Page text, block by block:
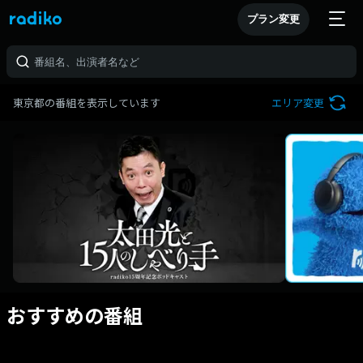
プラン変更
東京都の番組を表示しています エリア変更
おすすめの番組